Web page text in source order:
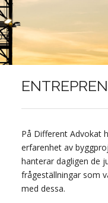
På Different Advokat
erfarenhet av
hanterar dagligen de
frågeställningar som
med dessa.